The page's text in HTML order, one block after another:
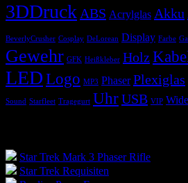
3DDruck ABS Acrylglas Akku
BeverlyCrusher Cosplay DeLorean Display Farbe
Gewehr GFK Heißkleber Holz
LEDLogo MP3 Phaser Plexiglas
Sound Starfleet Tragegurt UhrUSB VIP
Star Trek Mark 3 Phaser Rifle
Star Trek Requisiten